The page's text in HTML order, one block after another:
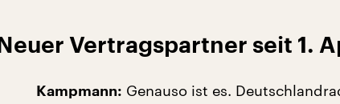
Neuer Vertragspartner seit 1.
Kampmann: Genauso ist es.